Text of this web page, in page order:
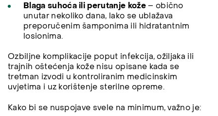
Blaga suhoća ili perutanje kože– obično
unutar nekoliko dana, lako se ublažava
preporučenim šamponima ili hidratantnim
losionima.
Ozbiljne komplikacije poput infekcija, ožiljaka ili
trajnih oštećenja kože nisu opisane kada se
tretman izvodi u kontroliranim medicinskim
uvjetima i uz korištenje sterilne opreme.
Kako bi se nuspojave svele na minimum, važno je: